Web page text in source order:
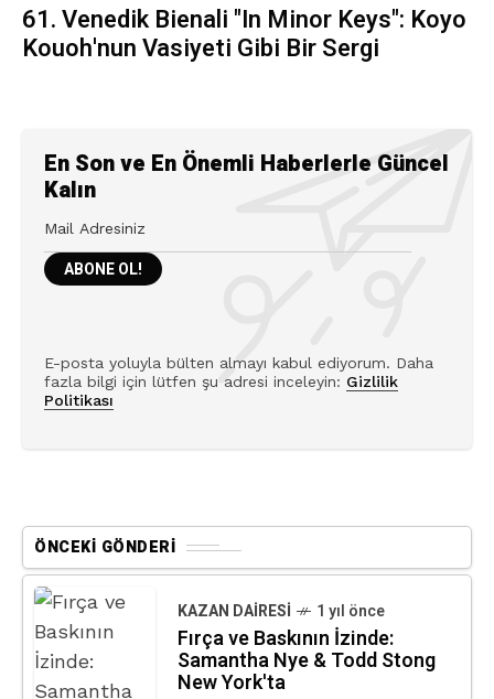
61. Venedik Bienali "In Minor Keys": Koyo
Kouoh'nun Vasiyeti Gibi Bir Sergi
En Son ve En Önemli Haberlerle Güncel
Kalın
E-posta yoluyla bülten almayı kabul ediyorum. Daha
fazla bilgi için lütfen şu adresi inceleyin: Gizlilik
Politikası
ÖNCEKI GÖNDERI
KAZAN DAIRESI 1 yıl önce
Fırça ve Baskının İzinde:
Samantha Nye & Todd Stong
New York'ta